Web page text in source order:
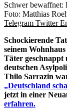
Schwer bewaffnet:
Foto: Matthias
Telegram Twitter
Schockierende
seinem
Täter geschnappt
deutschen
Thilo Sarrazin
„Deutschland
jetzt in einer
erfahren.